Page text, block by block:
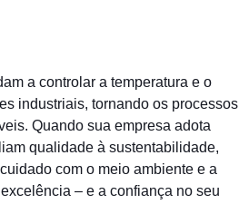
a controlar a temperatura e o
industriais, tornando os processos
Quando sua empresa adota
qualidade à sustentabilidade,
com o meio ambiente e a
– e a confiança no seu